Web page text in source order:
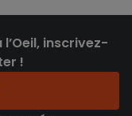
inscrivez-
!